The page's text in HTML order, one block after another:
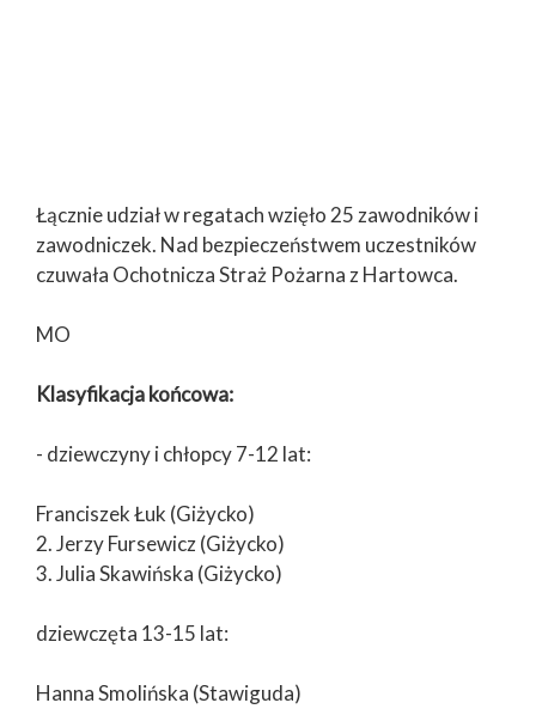
Łącznie udział w regatach wzięło 25 zawodników i
zawodniczek. Nad bezpieczeństwem uczestników
czuwała Ochotnicza Straż Pożarna z Hartowca.
MO
Klasyfikacja końcowa:
- dziewczyny i chłopcy 7-12 lat:
Franciszek Łuk (Giżycko)
2. Jerzy Fursewicz (Giżycko)
3. Julia Skawińska (Giżycko)
dziewczęta 13-15 lat:
Hanna Smolińska (Stawiguda)